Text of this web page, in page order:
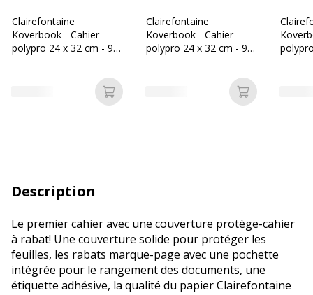
Clairefontaine
Koverbook - Cahier
polypro 24 x 32 cm - 96
Ajouter au panier
Clairefontaine
Koverbook - Cahier
polypro 24 x 32 cm - 96
Ajouter au
Description
Le premier cahier avec une couverture protège-cahier
à rabat! Une couverture solide pour protéger les
feuilles, les rabats marque-page avec une pochette
intégrée pour le rangement des documents, une
étiquette adhésive, la qualité du papier Clairefontaine